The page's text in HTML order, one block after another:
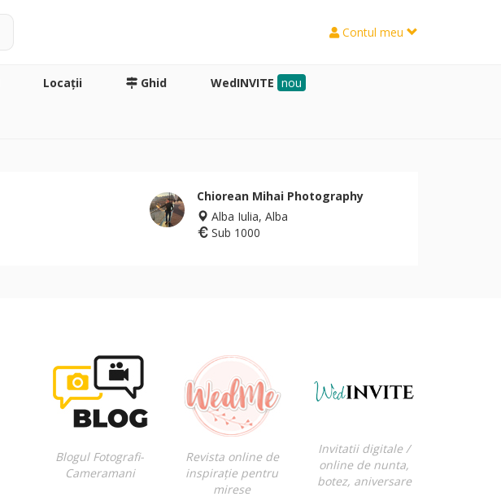
Contul meu
Locaţii Ghid WedINVITE nou
Chiorean Mihai Photography
Alba Iulia, Alba
Sub 1000
Blogul Fotografi-
Cameramani
Revista online de
inspirație pentru
mirese
Invitatii digitale /
online de nunta,
botez, aniversare